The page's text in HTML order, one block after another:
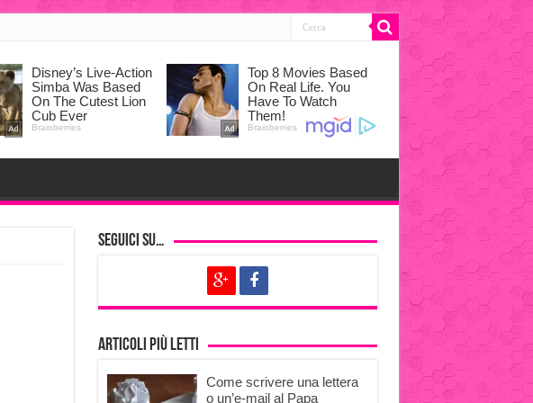
Seguici su…
Articoli più letti
Come scrivere una lettera
o un’e-mail al Papa